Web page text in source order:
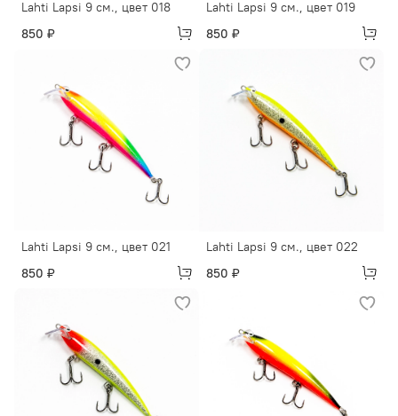
Lahti Lapsi 9 см., цвет 018
850 ₽
Lahti Lapsi 9 см., цвет 019
850 ₽
Lahti Lapsi 9 см., цвет 021
850 ₽
Lahti Lapsi 9 см., цвет 022
850 ₽